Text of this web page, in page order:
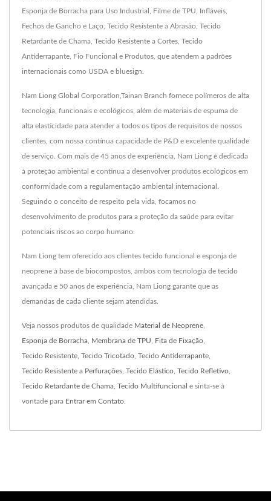
Esponja de Borracha para Uso Industrial, Filme de TPU, Infláveis,
Fechos de Gancho e Laço, Tecido Resistente à Abrasão, Tecido
Retardante de Chama, Tecido Resistente a Cortes, Tecido
Antiderrapante, Fio Funcional e Produtos, que atendem a padrões
internacionais como USDA e bluesign.
Nam Liong Global Corporation,Tainan Branch fornece polímeros de alta
tecnologia, funcionais e ecológicos, além de materiais de espuma de
alta elasticidade para atender a todos os tipos de requisitos de nossos
clientes, com nossa contínua capacidade de P&D e excelente qualidade
de serviço. Com mais de 45 anos de experiência, Nam Liong é dedicada
à proteção ambiental e continua a desenvolver produtos ecológicos em
conformidade com a regulamentação ambiental internacional.
Seguindo o conceito de respeito pela vida, focamos no
desenvolvimento de produtos para a proteção da saúde para evitar
potenciais riscos ao corpo humano.
Nam Liong tem oferecido aos clientes tecido funcional e esponja de
neoprene à base de biocompostos, ambos com tecnologia de tecido
avançada e 50 anos de experiência, Nam Liong garante que as
demandas de cada cliente sejam atendidas.
Veja nossos produtos de qualidade Material de Neoprene
Esponja de Borracha Membrana de TPU Fita de Fixação
Tecido Resistente Tecido Tricotado Tecido Antiderrapante
Tecido Resistente a Perfurações Tecido Elástico Tecido Refletivo
Tecido Retardante de Chama Tecido Multifuncional e sinta-se à
vontade para Entrar em Contato